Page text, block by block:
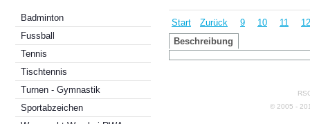
Badminton
Fussball
Tennis
Tischtennis
Turnen - Gymnastik
Sportabzeichen
Start Zurück 9 10 11
12
Beschreibung
© 2005 -